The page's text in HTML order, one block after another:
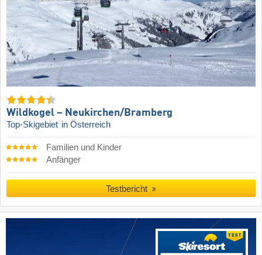
Wildkogel – Neukirchen/​Bramberg
Top-Skigebiet in Österreich
Familien und Kinder
Anfänger
Testbericht